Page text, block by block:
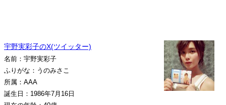
宇野実彩子のX(ツイッター)
名前：宇野実彩子
ふりがな：うのみさこ
所属：AAA
誕生日：1986年7月16日